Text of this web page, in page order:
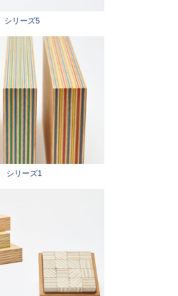
シリーズ5
シリーズ1